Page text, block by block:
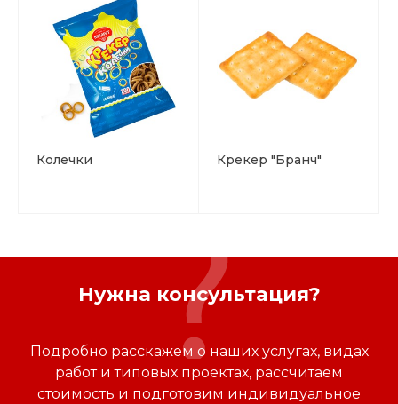
Колечки Крекер "Бранч"
Нужна консультация?
Подробно расскажем о наших услугах, видах
работ и типовых проектах, рассчитаем
стоимость и подготовим индивидуальное